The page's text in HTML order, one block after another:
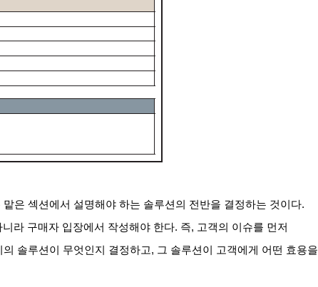
은 섹션에서 설명해야 하는 솔루션의 전반을 결정하는 것이다.
라 구매자 입장에서 작성해야 한다. 즉, 고객의 이슈를 먼저
솔루션이 무엇인지 결정하고, 그 솔루션이 고객에게 어떤 효용을